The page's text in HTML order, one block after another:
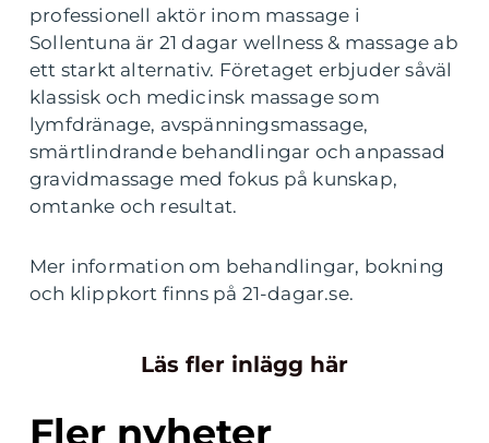
professionell aktör inom massage i
Sollentuna är 21 dagar wellness & massage ab
ett starkt alternativ. Företaget erbjuder såväl
klassisk och medicinsk massage som
lymfdränage, avspänningsmassage,
smärtlindrande behandlingar och anpassad
gravidmassage med fokus på kunskap,
omtanke och resultat.
Mer information om behandlingar, bokning
och klippkort finns på 21-dagar.se.
Läs fler inlägg här
Fler nyheter